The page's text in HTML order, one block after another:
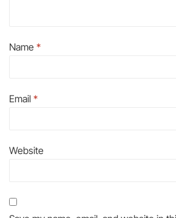
Name *
Email *
Website